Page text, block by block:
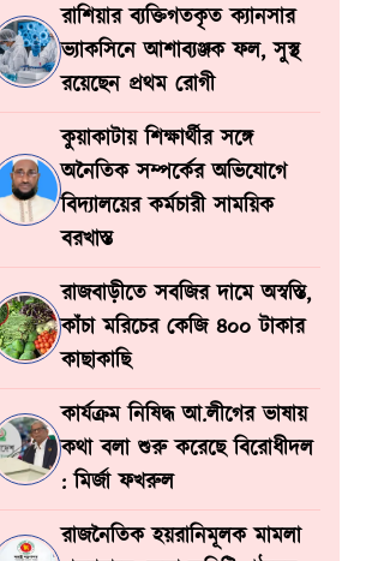
রাশিয়ার ব্যক্তিগতকৃত ক্যানসার
ভ্যাকসিনে আশাব্যঞ্জক ফল, সুস্থ
রয়েছেন প্রথম রোগী
কুয়াকাটায় শিক্ষার্থীর সঙ্গে
অনৈতিক সম্পর্কের অভিযোগে
বিদ্যালয়ের কর্মচারী সাময়িক
বরখাস্ত
রাজবাড়ীতে সবজির দামে অস্বস্তি,
কাঁচা মরিচের কেজি ৪০০ টাকার
কাছাকাছি
কার্যক্রম নিষিদ্ধ আ.লীগের ভাষায়
কথা বলা শুরু করেছে বিরোধীদল
: মির্জা ফখরুল
রাজনৈতিক হয়রানিমূলক মামলা